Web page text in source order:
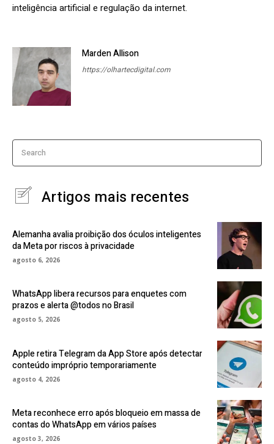
inteligência artificial e regulação da internet.
Marden Allison
https://olhartecdigital.com
Search
Artigos mais recentes
Alemanha avalia proibição dos óculos inteligentes
da Meta por riscos à privacidade
agosto 6, 2026
WhatsApp libera recursos para enquetes com
prazos e alerta @todos no Brasil
agosto 5, 2026
Apple retira Telegram da App Store após detectar
conteúdo impróprio temporariamente
agosto 4, 2026
Meta reconhece erro após bloqueio em massa de
contas do WhatsApp em vários países
agosto 3, 2026